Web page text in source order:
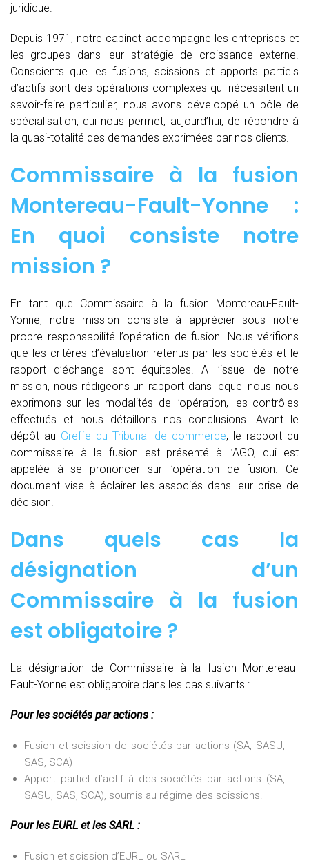
juridique.
Depuis 1971, notre cabinet accompagne les entreprises et
les groupes dans leur stratégie de croissance externe.
Conscients que les fusions, scissions et apports partiels
d’actifs sont des opérations complexes qui nécessitent un
savoir-faire particulier, nous avons développé un pôle de
spécialisation, qui nous permet, aujourd’hui, de répondre à
la quasi-totalité des demandes exprimées par nos clients.
Commissaire à la fusion
Montereau-Fault-Yonne :
En quoi consiste notre
mission ?
En tant que Commissaire à la fusion Montereau-Fault-
Yonne, notre mission consiste à apprécier sous notre
propre responsabilité l’opération de fusion. Nous vérifions
que les critères d’évaluation retenus par les sociétés et le
rapport d’échange sont équitables. A l’issue de notre
mission, nous rédigeons un rapport dans lequel nous nous
exprimons sur les modalités de l’opération, les contrôles
effectués et nous détaillons nos conclusions. Avant le
dépôt au Greffe du Tribunal de commerce, le rapport du
commissaire à la fusion est présenté à l’AGO, qui est
appelée à se prononcer sur l’opération de fusion. Ce
document vise à éclairer les associés dans leur prise de
décision.
Dans quels cas la
désignation d’un
Commissaire à la fusion
est obligatoire ?
La désignation de Commissaire à la fusion Montereau-
Fault-Yonne est obligatoire dans les cas suivants :
Pour les sociétés par actions :
Fusion et scission de sociétés par actions (SA, SASU,
SAS, SCA)
Apport partiel d’actif à des sociétés par actions (SA,
SASU, SAS, SCA), soumis au régime des scissions.
Pour les EURL et les SARL :
Fusion et scission d’EURL ou SARL